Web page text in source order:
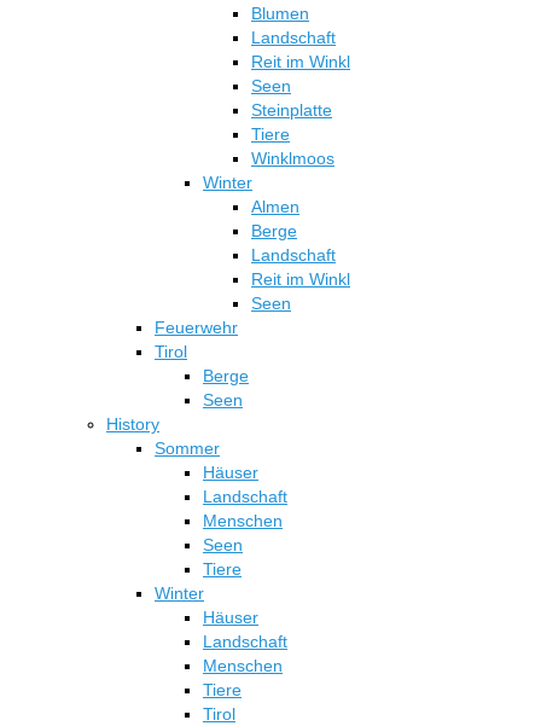
Blumen
Landschaft
Reit im Winkl
Seen
Steinplatte
Tiere
Winklmoos
Winter
Almen
Berge
Landschaft
Reit im Winkl
Seen
Feuerwehr
Tirol
Berge
Seen
History
Sommer
Häuser
Landschaft
Menschen
Seen
Tiere
Winter
Häuser
Landschaft
Menschen
Tiere
Tirol